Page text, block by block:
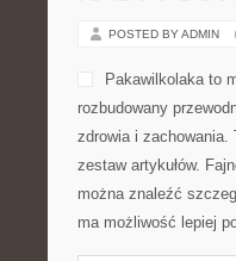
POSTED BY ADMIN
Pakawilkolaka to
rozbudowany
zdrowia i zachowania.
zestaw artykułów.
można znaleźć
ma możliwość lepiej